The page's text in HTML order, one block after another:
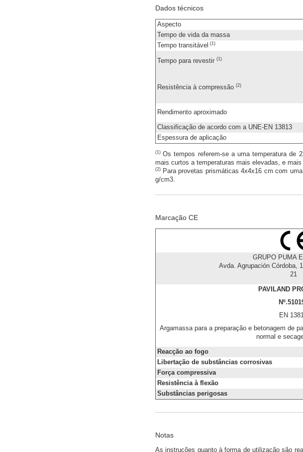
Dados técnicos
Aspecto
Tempo de vida da massa
Tempo transitável (1)
Tempo para revestir (1)
Resistência à compressão (2)
Rendimento aproximado
Classificação de acordo com a UNE-EN 13813
Espessura de aplicação
(1)Os tempos referem-se a uma temperatura de
mais curtos a temperaturas mais elevadas, e
(2) Para provetas prismáticas 4x4x16 cm com
g/cm3.
Marcação CE
GRUPO PUMA
Avda. Agrupación Córdoba,
21
PAVILAND
EN
Argamassa para a preparação e betonagem de
normal e
Reacção ao fogo
Libertação de substâncias corrosivas
Força compressiva
Resistência à flexão
Substâncias perigosas
Notas
As instruções quanto à forma de utilização são